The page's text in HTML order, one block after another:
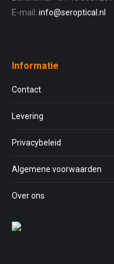
E-mail: info@seroptical.nl
Informatie
Contact
Levering
Privacybeleid
Algemene voorwaarden
Over ons